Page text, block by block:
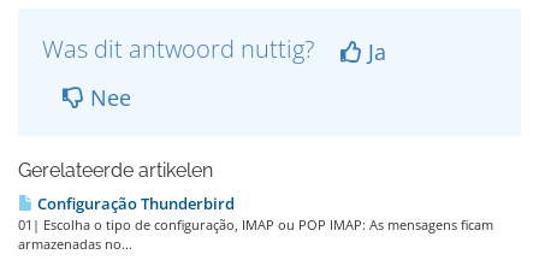
Was dit antwoord nuttig?
Ja
Nee
Gerelateerde artikelen
Configuração Thunderbird
01| Escolha o tipo de configuração, IMAP ou POP IMAP: As mensagens ficam
armazenadas no...